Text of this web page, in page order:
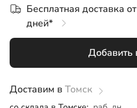
50Бесплатная доставка
дней*
Добавить
Доставим в Томск